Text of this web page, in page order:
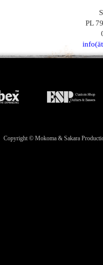
PL
Copyright © Mokoma & Sakara